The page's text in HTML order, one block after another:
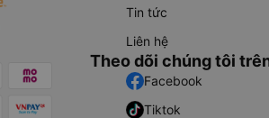
Tin tức
Liên hệ
Theo dõi chúng tôi
Facebook
Tiktok